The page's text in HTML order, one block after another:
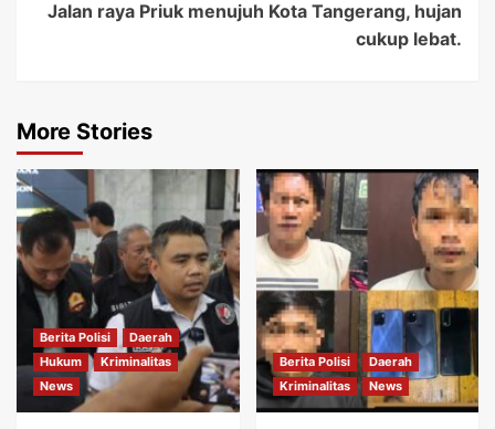
Jalan raya Priuk menujuh Kota Tangerang, hujan
cukup lebat.
More Stories
Berita Polisi
Daerah
Hukum
Kriminalitas
News
Berita Polisi
Daerah
Kriminalitas
News